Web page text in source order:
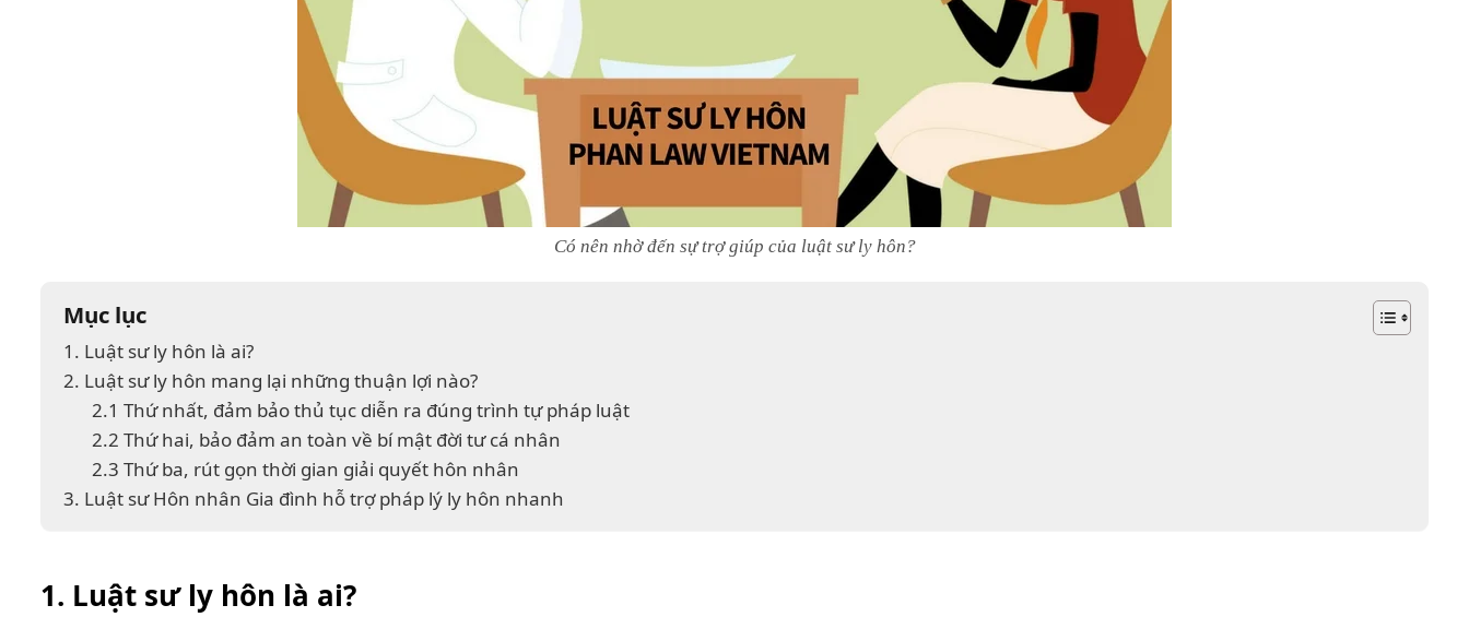
Có nên nhờ đến sự trợ giúp của luật sư ly hôn?
Mục lục
1. Luật sư ly hôn là ai?
2. Luật sư ly hôn mang lại những thuận lợi nào?
2.1 Thứ nhất, đảm bảo thủ tục diễn ra đúng trình tự pháp luật
2.2 Thứ hai, bảo đảm an toàn về bí mật đời tư cá nhân
2.3 Thứ ba, rút gọn thời gian giải quyết hôn nhân
3. Luật sư Hôn nhân Gia đình hỗ trợ pháp lý ly hôn nhanh
1. Luật sư ly hôn là ai?